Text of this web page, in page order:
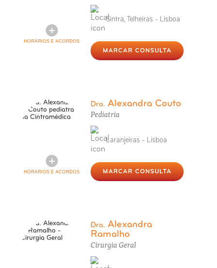
HORÁRIOS E ACORDOS
Sintra, Telheiras - Lisboa
MARCAR CONSULTA
HORÁRIOS E ACORDOS
Dra. Alexandra Couto
Pediatria
Laranjeiras - Lisboa
MARCAR CONSULTA
Dra. Alexandra
Ramalho
Cirurgia Geral